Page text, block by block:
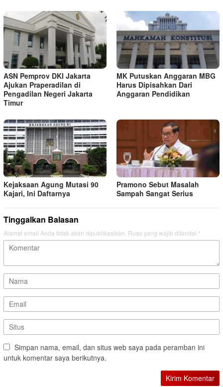
ASN Pemprov DKI Jakarta
Ajukan Praperadilan di
Pengadilan Negeri Jakarta
Timur
MK Putuskan Anggaran MBG
Harus Dipisahkan Dari
Anggaran Pendidikan
Kejaksaan Agung Mutasi 90
Kajari, Ini Daftarnya
Pramono Sebut Masalah
Sampah Sangat Serius
Tinggalkan Balasan
Alamat email Anda tidak akan dipublikasikan. Ruas yang wajib ditandai *
Simpan nama, email, dan situs web saya pada peramban ini
untuk komentar saya berikutnya.